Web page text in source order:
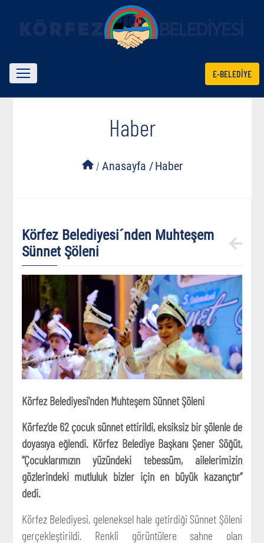
E-BELEDİYE
Haber
/ Anasayfa /Haber
Körfez Belediyesi´nden Muhteşem
Sünnet Şöleni
Körfez Belediyesi'nden Muhteşem Sünnet Şöleni
Körfez’de 62 çocuk sünnet ettirildi, eksiksiz bir şölenle de
doyasıya eğlendi. Körfez Belediye Başkanı Şener Söğüt,
“Çocuklarımızın yüzündeki tebessüm, ailelerimizin
gözlerindeki mutluluk bizler için en büyük kazançtır”
dedi.
Körfez Belediyesi, geleneksel hale getirdiği Sünnet Şöleni
gerçekleştirildi. Renkli görüntülere sahne olan